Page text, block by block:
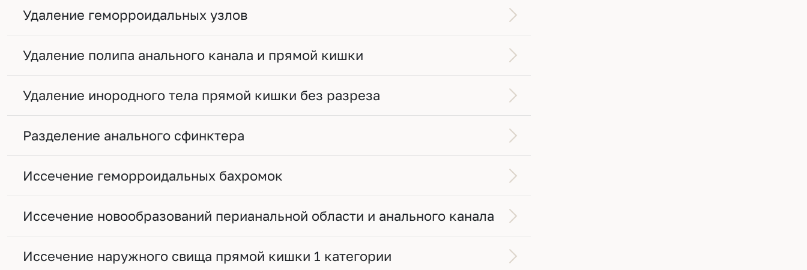
Удаление геморроидальных узлов
Удаление полипа анального канала и прямой кишки
Удаление инородного тела прямой кишки без разреза
Разделение анального сфинктера
Иссечение геморроидальных бахромок
Иссечение новообразований перианальной области и анального канала
Иссечение наружного свища прямой кишки 1 категории